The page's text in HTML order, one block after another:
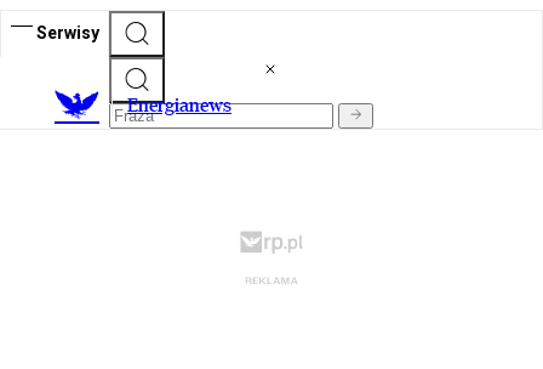
Serwisy
Energianews